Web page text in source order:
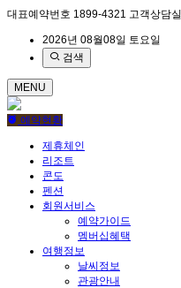
대표예약번호 1899-4321 고객상담실
2026년 08월08일 토요일
검색
MENU
예약현황
제휴체인
리조트
콘도
펜션
회원서비스
예약가이드
멤버십혜택
여행정보
날씨정보
관광안내